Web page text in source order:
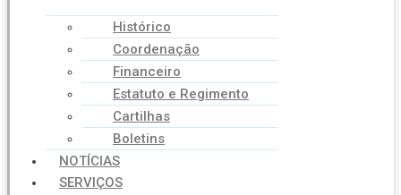
Histórico
Coordenação
Financeiro
Estatuto e Regimento
Cartilhas
Boletins
NOTÍCIAS
SERVIÇOS